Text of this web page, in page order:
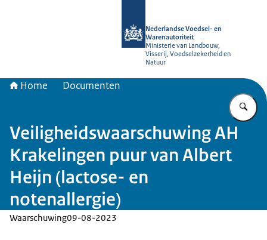
Nederlandse Voedsel- en
Warenautoriteit
Ministerie van Landbouw,
Visserij, Voedselzekerheid en
Natuur
Home Documenten
Veiligheidswaarschuwing AH
Krakelingen puur van Albert
Heijn (lactose- en
notenallergie)
Waarschuwing09-08-2023